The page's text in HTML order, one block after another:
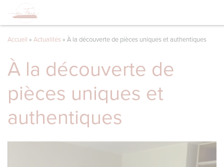
Accueil » Actualités » À la découverte de pièces uniques et authentiques
À la découverte de
pièces uniques et
authentiques